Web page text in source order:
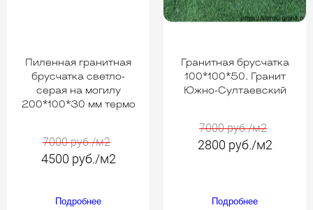
Пиленная гранитная
брусчатка светло-
серая на могилу
200*100*30 мм термо
7000 руб./м2
4500 руб./м2
Подробнее
Гранитная брусчатка
100*100*50. Гранит
Южно-Султаевский
7000 руб./м2
2800 руб./м2
Подробнее